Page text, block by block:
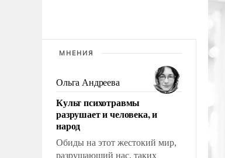
МНЕНИЯ
Ольга Андреева
Культ психотравмы
разрушает и человека, и
народ
Обиды на этот жестокий мир,
разрушающий нас, таких